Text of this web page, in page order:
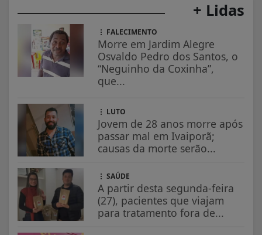
+ Lidas
FALECIMENTO
Morre em Jardim Alegre
Osvaldo Pedro dos Santos, o
“Neguinho da Coxinha”,
que...
LUTO
Jovem de 28 anos morre após
passar mal em Ivaiporã;
causas da morte serão...
SAÚDE
A partir desta segunda-feira
(27), pacientes que viajam
para tratamento fora de...